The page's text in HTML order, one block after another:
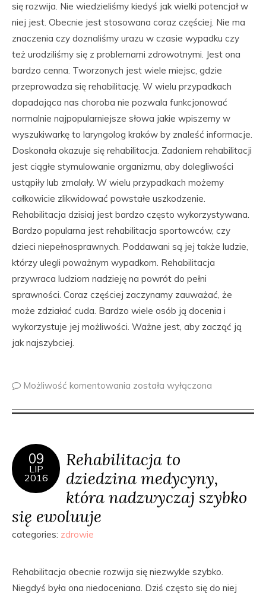
się rozwija. Nie wiedzieliśmy kiedyś jak wielki potencjał w
niej jest. Obecnie jest stosowana coraz częściej. Nie ma
znaczenia czy doznaliśmy urazu w czasie wypadku czy
też urodziliśmy się z problemami zdrowotnymi. Jest ona
bardzo cenna. Tworzonych jest wiele miejsc, gdzie
przeprowadza się rehabilitację. W wielu przypadkach
dopadająca nas choroba nie pozwala funkcjonować
normalnie najpopularniejsze słowa jakie wpiszemy w
wyszukiwarkę to laryngolog kraków by znaleść informacje.
Doskonała okazuje się rehabilitacja. Zadaniem rehabilitacji
jest ciągłe stymulowanie organizmu, aby dolegliwości
ustąpiły lub zmalały. W wielu przypadkach możemy
całkowicie zlikwidować powstałe uszkodzenie.
Rehabilitacja dzisiaj jest bardzo często wykorzystywana.
Bardzo popularna jest rehabilitacja sportowców, czy
dzieci niepełnosprawnych. Poddawani są jej także ludzie,
którzy ulegli poważnym wypadkom. Rehabilitacja
przywraca ludziom nadzieję na powrót do pełni
sprawności. Coraz częściej zaczynamy zauważać, że
może zdziałać cuda. Bardzo wiele osób ją docenia i
wykorzystuje jej możliwości. Ważne jest, aby zacząć ją
jak najszybciej.
Możliwość komentowania została wyłączona
09
LIP
2016
Rehabilitacja to
dziedzina medycyny,
która nadzwyczaj szybko
się ewoluuje
categories: zdrowie
Rehabilitacja obecnie rozwija się niezwykle szybko.
Niegdyś była ona niedoceniana. Dziś często się do niej